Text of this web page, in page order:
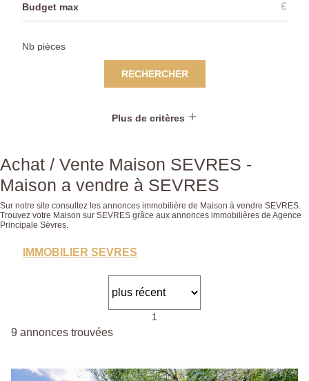
€
RECHERCHER
Plus de critères
Achat / Vente Maison SEVRES -
Maison a vendre à SEVRES
Sur notre site consultez les annonces immobilière de Maison à vendre SEVRES.
Trouvez votre Maison sur SEVRES grâce aux annonces immobilières de Agence
Principale Sèvres.
IMMOBILIER SEVRES
1
9 annonces trouvées